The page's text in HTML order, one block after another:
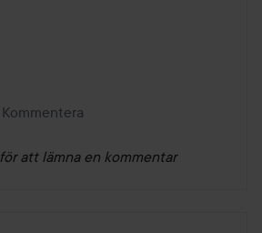
Kommentera
för att lämna en kommentar